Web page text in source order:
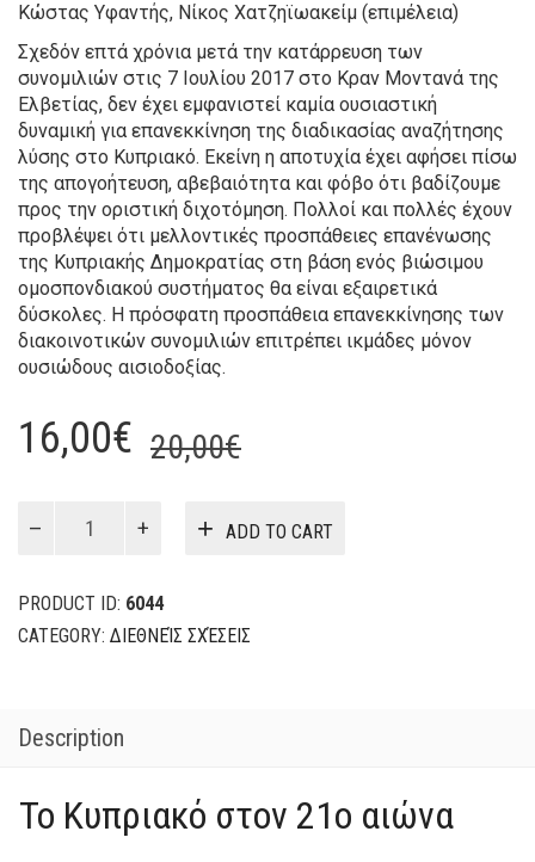
Κώστας Υφαντής, Νίκος Χατζηϊωακείμ (επιμέλεια)
Σχεδόν επτά χρόνια μετά την κατάρρευση των
συνομιλιών στις 7 Ιουλίου 2017 στο Κραν Μοντανά της
Ελβετίας, δεν έχει εμφανιστεί καμία ουσιαστική
δυναμική για επανεκκίνηση της διαδικασίας αναζήτησης
λύσης στο Κυπριακό. Εκείνη η αποτυχία έχει αφήσει πίσω
της απογοήτευση, αβεβαιότητα και φόβο ότι βαδίζουμε
προς την οριστική διχοτόμηση. Πολλοί και πολλές έχουν
προβλέψει ότι μελλοντικές προσπάθειες επανένωσης
της Κυπριακής Δημοκρατίας στη βάση ενός βιώσιμου
ομοσπονδιακού συστήματος θα είναι εξαιρετικά
δύσκολες. Η πρόσφατη προσπάθεια επανεκκίνησης των
διακοινοτικών συνομιλιών επιτρέπει ικμάδες μόνον
ουσιώδους αισιοδοξίας.
20,00€Original
was:
16,00€
Current
is:
Κυπριακό
21ο
αιώνα
quantity
ADD TO CART
PRODUCT ID: 6044
CATEGORY: ΔΙΕΘΝΕΊΣ ΣΧΈΣΕΙΣ
Description
Το Κυπριακό στον 21ο αιώνα